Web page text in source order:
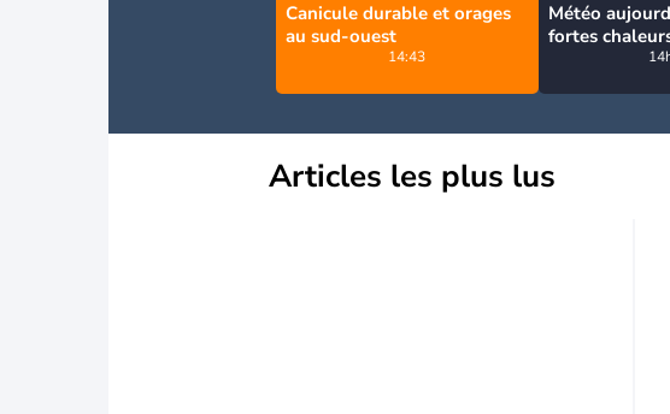
Canicule durable et orages
au sud-ouest
14:43
Météo
fortes
avant des
Articles les plus lus